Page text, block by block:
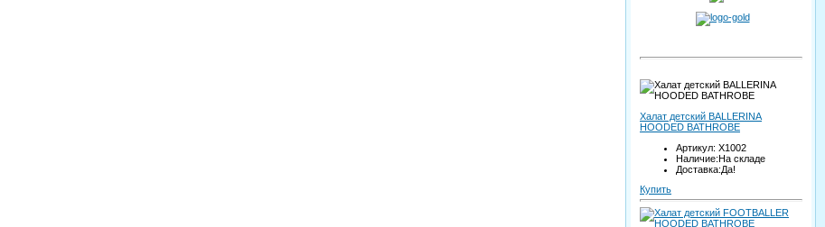
Халат детский BALLERINA
HOODED BATHROBE
Артикул: X1002
Наличие:На складе
Доставка:Да!
Купить